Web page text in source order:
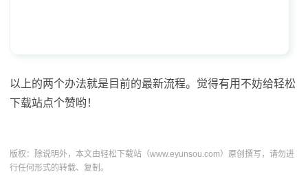
以上的两个办法就是目前的最新流程。觉得有用不妨给轻松
下载站点个赞哟！
版权：除说明外，本文由轻松下载站（www.eyunsou.com）原创撰写，请勿进
行任何形式的转载、复制。